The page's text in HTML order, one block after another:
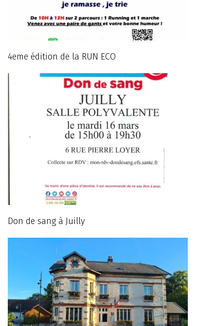
4eme édition de la RUN ECO
Don de sang à Juilly